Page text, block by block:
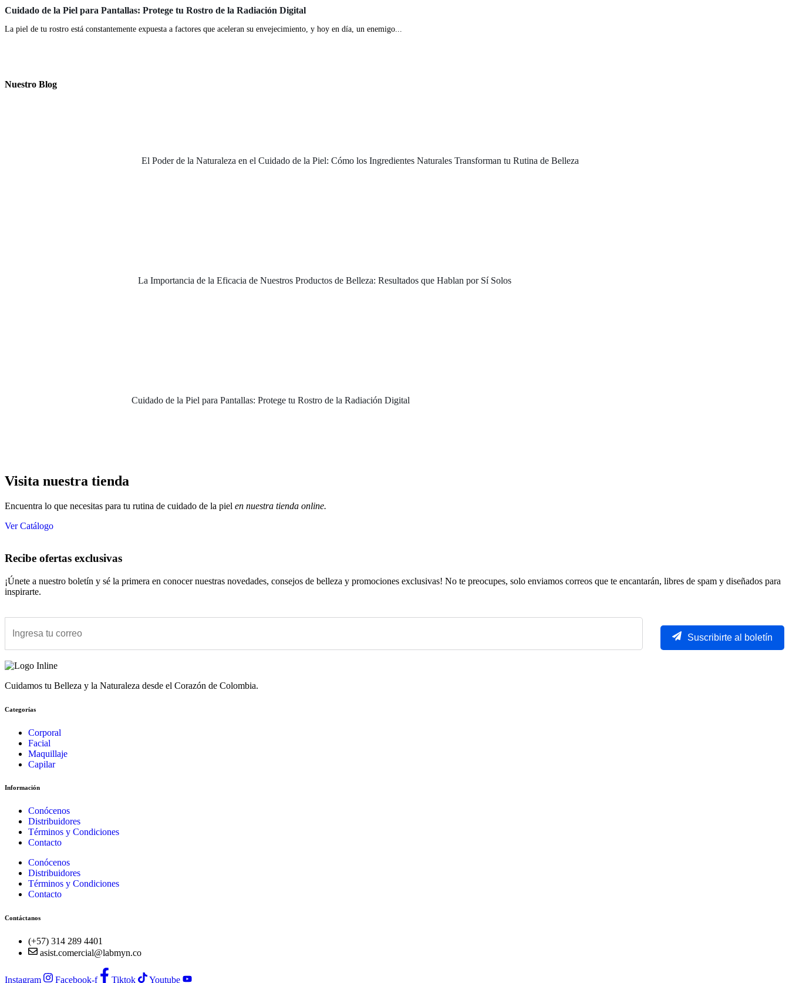
Cuidado de la Piel para Pantallas: Protege tu Rostro de la Radiación Digital
La piel de tu rostro está constantemente expuesta a factores que aceleran su envejecimiento, y hoy en día, un enemigo...
Nuestro Blog
El Poder de la Naturaleza en el Cuidado de la Piel: Cómo los Ingredientes Naturales Transforman tu Rutina de Belleza
La Importancia de la Eficacia de Nuestros Productos de Belleza: Resultados que Hablan por Sí Solos
Cuidado de la Piel para Pantallas: Protege tu Rostro de la Radiación Digital
Visita nuestra tienda
Encuentra lo que necesitas para tu rutina de cuidado de la piel en nuestra tienda online.
Ver Catálogo
Recibe ofertas exclusivas
¡Únete a nuestro boletín y sé la primera en conocer nuestras novedades, consejos de belleza y promociones exclusivas! No te preocupes, solo enviamos correos que te encantarán, libres de spam y diseñados para
inspirarte.
Suscribirte al boletín
Cuidamos tu Belleza y la Naturaleza desde el Corazón de Colombia.
Categorías
Corporal
Facial
Maquillaje
Capilar
Información
Conócenos
Distribuidores
Términos y Condiciones
Contacto
Conócenos
Distribuidores
Términos y Condiciones
Contacto
Contáctanos
(+57) 314 289 4401
asist.comercial@labmyn.co
Instagram Facebook-f Tiktok Youtube